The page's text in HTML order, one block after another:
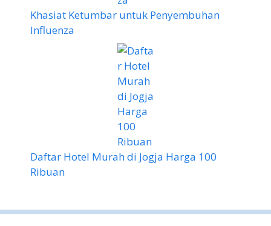
Khasiat Ketumbar untuk Penyembuhan
Influenza
Daftar Hotel Murah di Jogja Harga 100
Ribuan